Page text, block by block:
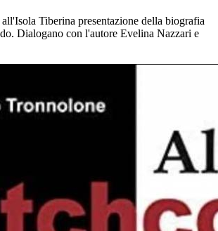
Tiberina presentazione della biografia
Dialogano con l'autore Evelina Nazzari e